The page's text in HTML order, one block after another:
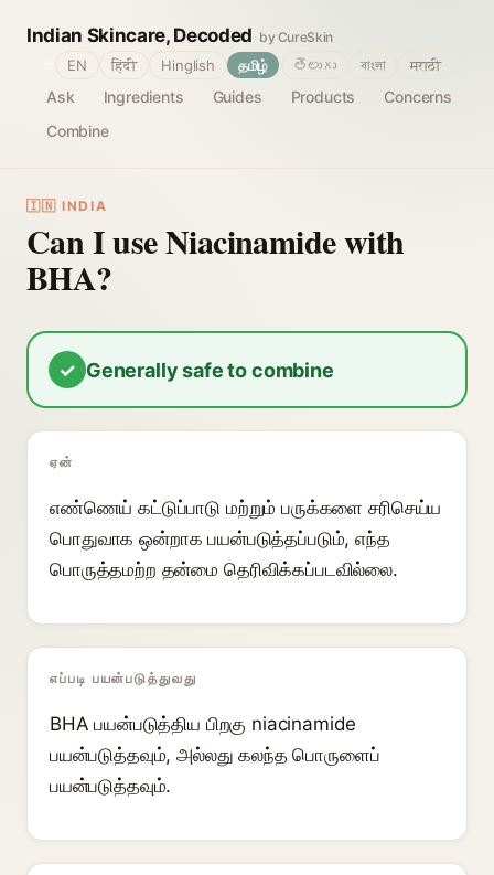
Indian Skincare, Decoded by CureSkin
Ask Ingredients Guides Products
Concerns
Combine
EN हिंदी Hinglish தமிழ் తెలుగు বাংলা मराठी
🇮🇳 INDIA
Can I use Niacinamide with
BHA?
✓ Generally safe to combine
ஏன்
எண்ணெய் கட்டுப்பாடு மற்றும் பருக்களை சரிசெய்ய
பொதுவாக ஒன்றாக பயன்படுத்தப்படும், எந்த
பொருத்தமற்ற தன்மை தெரிவிக்கப்படவில்லை.
எப்படி பயன்படுத்துவது
BHA பயன்படுத்திய பிறகு niacinamide
பயன்படுத்தவும், அல்லது கலந்த பொருளைப்
பயன்படுத்தவும்.